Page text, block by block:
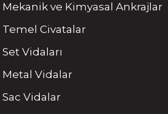
Mekanik ve Kimyasal Ankrajlar
Temel Civatalar
Set Vidaları
Metal Vidalar
Sac Vidalar